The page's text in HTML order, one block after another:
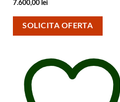
7.600,00 lei
SOLICITA OFERTA